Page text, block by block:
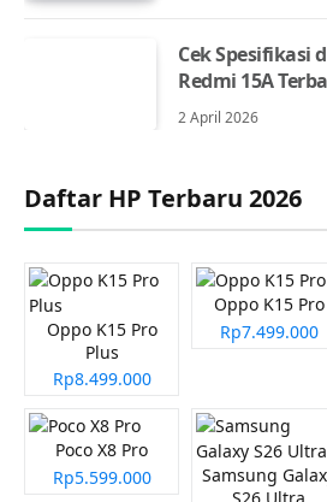
Cek Spesifikasi
Redmi 15A
2 April 2026
Daftar HP Terbaru 2026
Oppo K15 Pro
Plus
Rp8.499.000
Oppo K15 Pro
Rp7.499.000
Poco X8 Pro
Rp5.599.000
Samsung